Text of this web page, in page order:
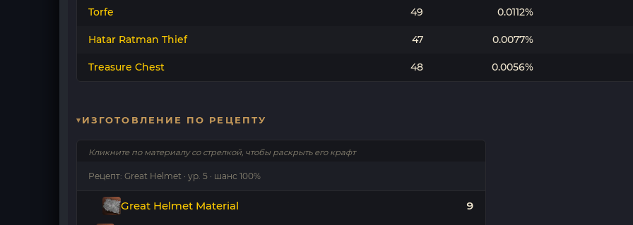
Torfe 49 0.0112%
Hatar Ratman Thief 47 0.0077%
Treasure Chest 48 0.0056%
ИЗГОТОВЛЕНИЕ ПО РЕЦЕПТУ
Кликните по материалу со стрелкой, чтобы раскрыть его крафт
Рецепт: Great Helmet · ур. 5 · шанс 100%
Great Helmet Material 9